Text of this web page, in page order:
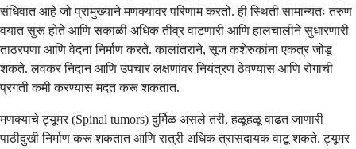
संधिवात आहे जो प्रामुख्याने मणक्यावर परिणाम करतो. ही स्थिती सामान्यतः तरुण
वयात सुरू होते आणि सकाळी अधिक तीव्र वाटणारी आणि हालचालीने सुधारणारी
ताठरपणा आणि वेदना निर्माण करते. कालांतराने, सूज कशेरुकांना एकत्र जोडू
शकते. लवकर निदान आणि उपचार लक्षणांवर नियंत्रण ठेवण्यास आणि रोगाची
प्रगती कमी करण्यास मदत करू शकतात.
मणक्याचे ट्यूमर (Spinal tumors) दुर्मिळ असले तरी, हळूहळू वाढत जाणारी
पाठीदुखी निर्माण करू शकतात आणि रात्री अधिक त्रासदायक वाटू शकते. ट्यूमर